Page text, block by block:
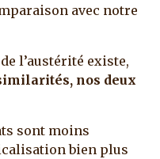
avec notre
l’austérité existe,
nos deux
sont moins
bien plus